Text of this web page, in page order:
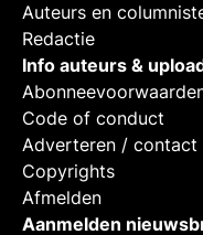
Auteurs en
Redactie
Info auteurs &
Code of conduct
Adverteren / contact
Copyrights
Afmelden
Aanmelden